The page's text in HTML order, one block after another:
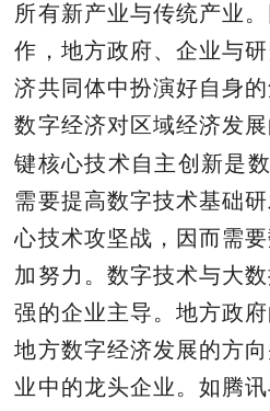
所有新产业与传统产业
作，地方政府、企业与
济共同体中扮演好自身
数字经济对区域经济发
键核心技术自主创新是
需要提高数字技术基础
心技术攻坚战，因而需
加努力。数字技术与大
强的企业主导。地方政
地方数字经济发展的方
业中的龙头企业。如腾